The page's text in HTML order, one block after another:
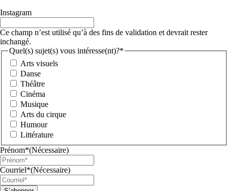
Instagram
Ce champ n’est utilisé qu’à des fins de validation et devrait rester
inchangé.
Quel(s) sujet(s) vous intéresse(nt)?*
Arts visuels
Danse
Théâtre
Cinéma
Musique
Arts du cirque
Humour
Littérature
Prénom*(Nécessaire)
Courriel*(Nécessaire)